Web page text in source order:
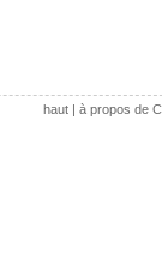
haut| à propos de